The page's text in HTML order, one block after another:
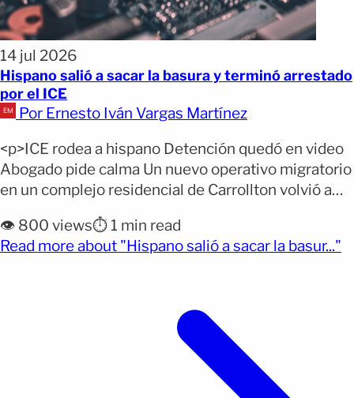
14 jul 2026
Hispano salió a sacar la basura y terminó arrestado
por el ICE
Por Ernesto Iván Vargas Martínez
<p>ICE rodea a hispano Detención quedó en video
Abogado pide calma Un nuevo operativo migratorio
en un complejo residencial de Carrollton volvió a
luego de que cámaras de seguridad captaran la
detención de un hombre cuando realizaba una
👁️ 800 views⏱️ 1 min read
Read more about "Hispano salió a sacar la basur..."